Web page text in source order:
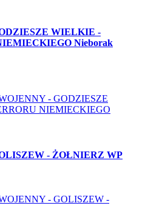
WIELKIE -
Nieborak
- GODZIESZE
NIEMIECKIEGO
- ŻOŁNIERZ WP
- GOLISZEW -